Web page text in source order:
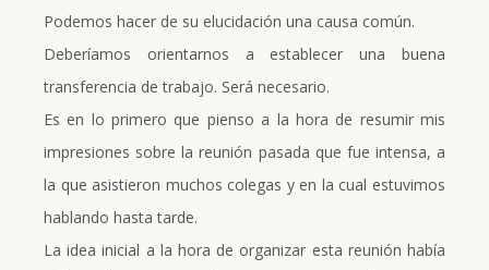
Podemos hacer de su elucidación una causa común.
Deberíamos orientarnos a establecer una buena
transferencia de trabajo. Será necesario.
Es en lo primero que pienso a la hora de resumir mis
impresiones sobre la reunión pasada que fue intensa, a
la que asistieron muchos colegas y en la cual estuvimos
hablando hasta tarde.
La idea inicial a la hora de organizar esta reunión había